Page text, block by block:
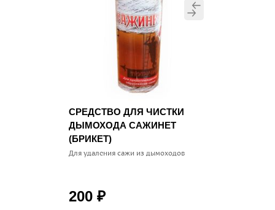
СРЕДСТВО ДЛЯ ЧИСТКИ
ДЫМОХОДА САЖИНЕТ
(БРИКЕТ)
Для удаления сажи из дымоходов
200 ₽